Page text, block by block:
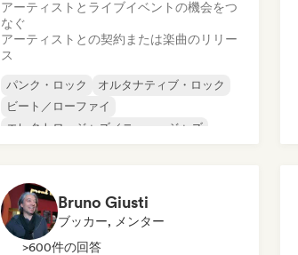
アーティストとライブイベントの機会をつ
なぐ
アーティストとの契約または楽曲のリリー
ス
パンク・ロック
オルタナティブ・ロック
ビート／ローファイ
エレクトロ・ジャズ／ニュー・ジャズ
Bruno Giusti
ブッカー, メンター
>600件の回答